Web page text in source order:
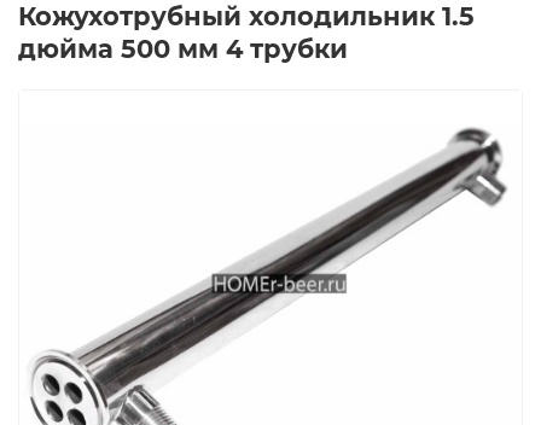
Кожухотрубный холодильник 1.5
дюйма 500 мм 4 трубки